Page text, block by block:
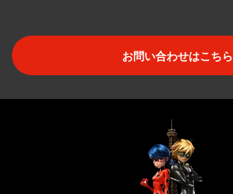
お問い合わせはこちら